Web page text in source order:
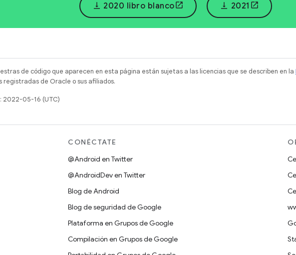
vertical_align_bottom 2020 libro blanco vertical_align_bottom 2021
de código que aparecen en esta página están sujetas a las licencias que se describen en la
registradas de Oracle o sus afiliados.
2022-05-16 (UTC)
CONÉCTATE
@Android en Twitter
@AndroidDev en Twitter
Blog de Android
Blog de seguridad de Google
Plataforma en Grupos de Google
Compilación en Grupos de Google